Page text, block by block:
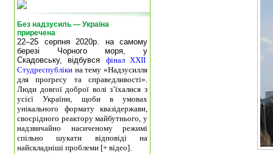
Без надзусиль — Україна
приречена
22–25 серпня 2020р. на самому
березі Чорного моря, у
Скадовську, відбувся фінал XXII
Студреспубліки на тему «Надзусилля
для прогресу та справедливості».
Люди довгої доброї волі з’їхалися з
усієї України, щоби в умовах
унікального формату квазідержави,
своєрідного реактору майбутнього, у
надзвичайно насиченому режимі
спільно шукати відповіді на
найскладніші проблеми [+ відео].